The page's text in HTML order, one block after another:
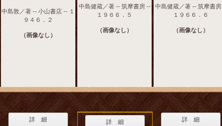
中島敦／著 -- 小山書店 -- １
９４６．２
（画像なし）
中島健蔵／著 -- 筑摩書房 --
１９６６．５
（画像なし）
中島健蔵／著 -- 筑摩書
１９６６．６
（画像なし）
詳 細 詳 細 詳 細